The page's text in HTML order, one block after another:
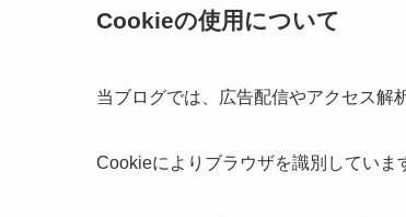
Cookieの使用について
当ブログでは、広告配信やアクセス解
Cookieによりブラウザを識別していま